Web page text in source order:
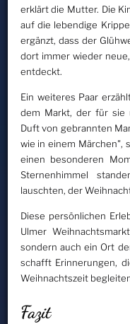
erklärt die Mutter. Die
auf die lebendige
ergänzt, dass der
dort immer wieder
entdeckt.
Ein weiteres Paar
dem Markt, der für sie
Duft von gebrannten
wie in einem Märchen",
einen besonderen
Sternenhimmel
lauschten, der
Diese persönlichen
Ulmer
sondern auch ein Ort
schafft Erinnerungen,
Weihnachtszeit
Fazit